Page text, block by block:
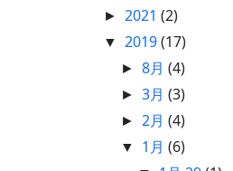
► 2021 (2)
▼ 2019(17)
►8月(4)
►3月(3)
► 2月(4)
▼ 1月(6)